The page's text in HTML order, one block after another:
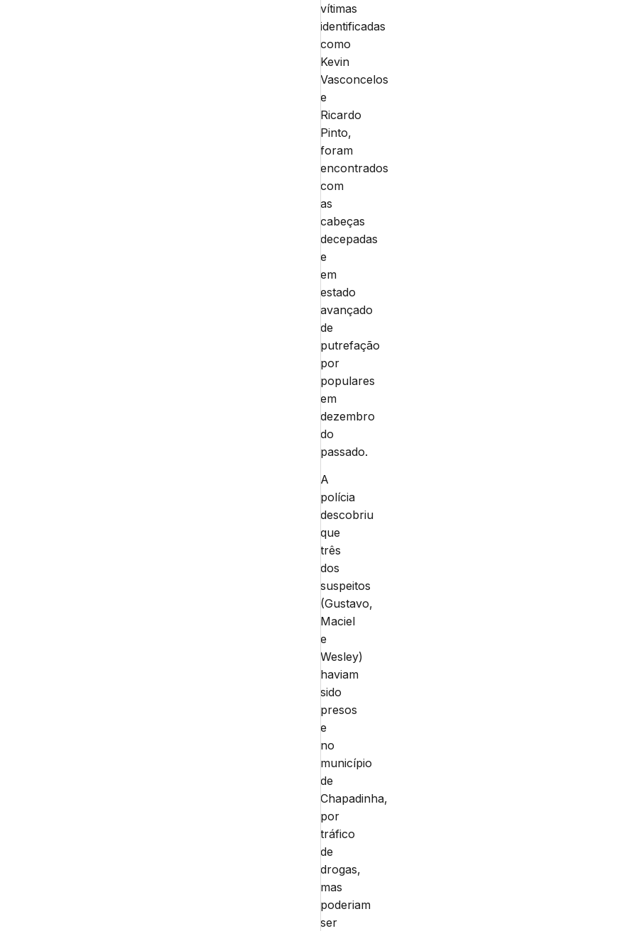
vítimas
identificadas
como
Kevin
Vasconcelos
e
Ricardo
Pinto,
foram
encontrados
com
as
cabeças
decepadas
e
em
estado
avançado
de
putrefação
por
populares
em
dezembro
do
passado.
A
polícia
descobriu
que
três
dos
suspeitos
(Gustavo,
Maciel
e
Wesley)
haviam
sido
presos
e
no
município
de
Chapadinha,
por
tráfico
de
drogas,
mas
poderiam
ser